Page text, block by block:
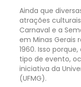
Ainda que
atrações
Carnaval e a
em Minas Gerais
1960. Isso
tipo de evento,
iniciativa da
(UFMG).